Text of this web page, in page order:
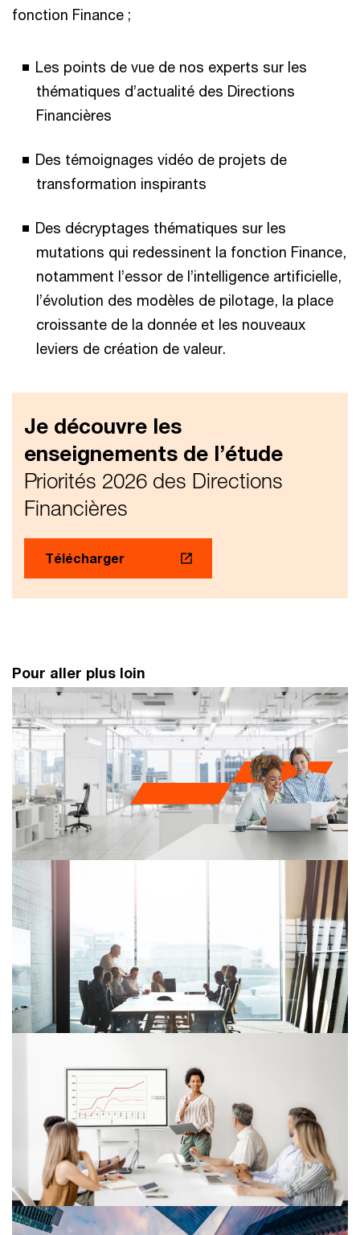
fonction Finance ;
Les points de vue de nos experts sur les
thématiques d’actualité des Directions
Financières
Des témoignages vidéo de projets de
transformation inspirants
Des décryptages thématiques sur les
mutations qui redessinent la fonction Finance,
notamment l’essor de l’intelligence artificielle,
l’évolution des modèles de pilotage, la place
croissante de la donnée et les nouveaux
leviers de création de valeur.
Je découvre les
enseignements de l’étude
Priorités 2026 des Directions
Financières
Télécharger
Pour aller plus loin
Transformation des fonctions
Finance & Tax
Réinventer la fonction finance : le
témoignage de Pernod Ricard sur sa
transformation avec PwC